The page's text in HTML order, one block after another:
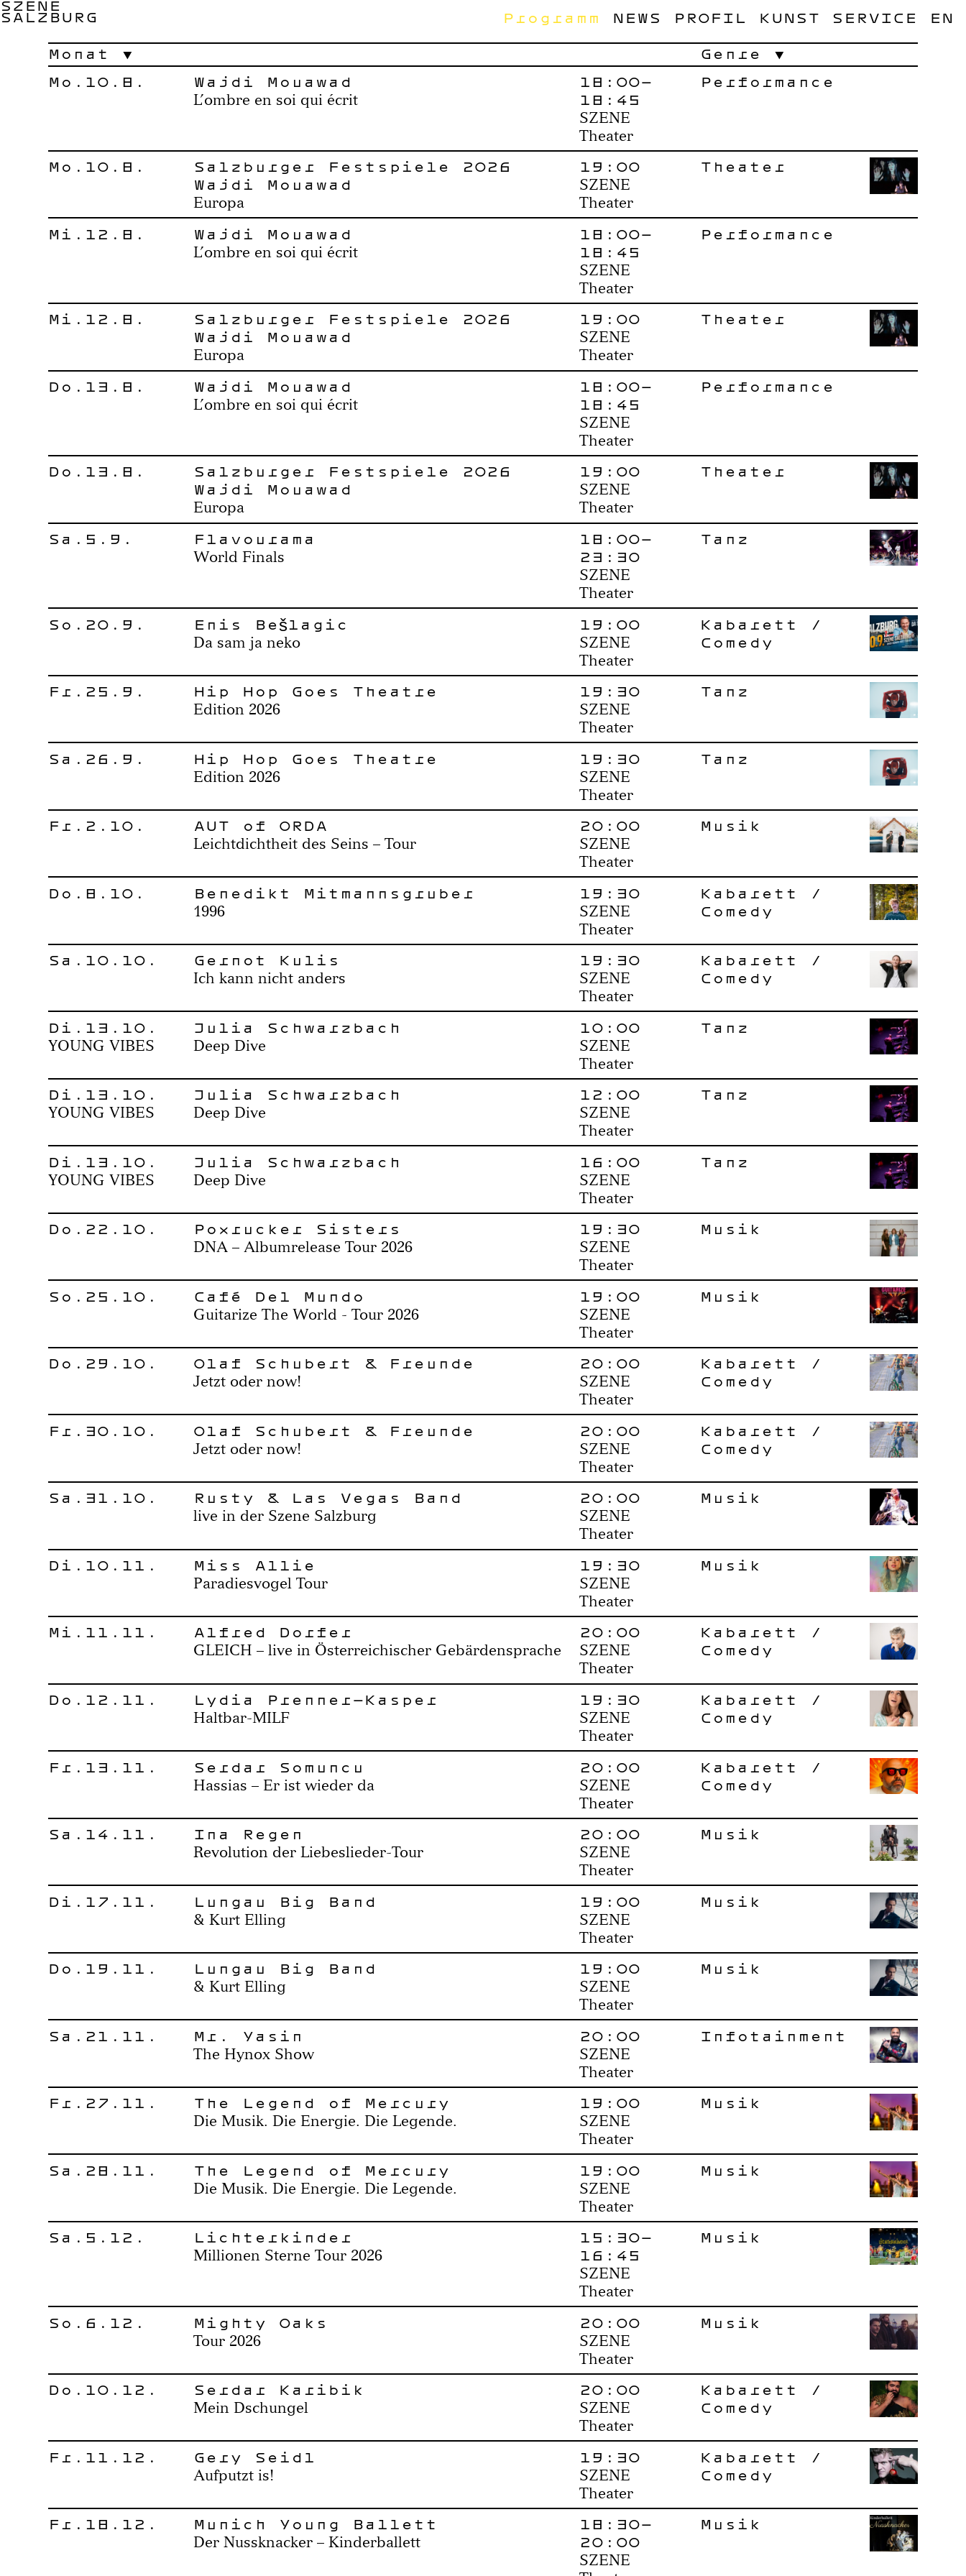
SZENE
SALZBURG Programm NEWS PROFIL KUNST SERVICE
EN
Monat
Genre
Mo.10.8.
Wajdi Mouawad
L’ombre en soi qui écrit
18:00–
18:45
SZENE
Theater
Performance
Mo.10.8.
Salzburger Festspiele 2026
Wajdi Mouawad
Europa
19:00
SZENE
Theater
Theater
Mi.12.8. Wajdi Mouawad
L’ombre en soi qui écrit
18:00–
18:45
SZENE
Theater
Performance
Mi.12.8.
Salzburger Festspiele 2026
Wajdi Mouawad
Europa
19:00
SZENE
Theater
Theater
Do.13.8. Wajdi Mouawad
L’ombre en soi qui écrit
18:00–
18:45
SZENE
Theater
Performance
Do.13.8.
Salzburger Festspiele 2026
Wajdi Mouawad
Europa
19:00
SZENE
Theater
Theater
Sa.5.9. Flavourama
World Finals
18:00–
23:30
SZENE
Theater
Tanz
So.20.9. Enis Bešlagić
Da sam ja neko
19:00
SZENE
Theater
Kabarett /
Comedy
Fr.25.9. Hip Hop Goes Theatre
Edition 2026
19:30
SZENE
Theater
Tanz
Sa.26.9. Hip Hop Goes Theatre
Edition 2026
19:30
SZENE
Theater
Tanz
Fr.2.10. AUT of ORDA
Leichtdichtheit des Seins – Tour
20:00
SZENE
Theater
Musik
Do.8.10. Benedikt Mitmannsgruber
1996
19:30
SZENE
Theater
Kabarett /
Comedy
Sa.10.10. Gernot Kulis
Ich kann nicht anders
19:30
SZENE
Theater
Kabarett /
Comedy
Di.13.10.
YOUNG VIBES
Julia Schwarzbach
Deep Dive
10:00
SZENE
Theater
Tanz
Di.13.10.
YOUNG VIBES
Julia Schwarzbach
Deep Dive
12:00
SZENE
Theater
Tanz
Di.13.10.
YOUNG VIBES
Julia Schwarzbach
Deep Dive
16:00
SZENE
Theater
Tanz
Do.22.10. Poxrucker Sisters
DNA – Albumrelease Tour 2026
19:30
SZENE
Theater
Musik
So.25.10. Café Del Mundo
Guitarize The World - Tour 2026
19:00
SZENE
Theater
Musik
Do.29.10. Olaf Schubert & Freunde
Jetzt oder now!
20:00
SZENE
Theater
Kabarett /
Comedy
Fr.30.10. Olaf Schubert & Freunde
Jetzt oder now!
20:00
SZENE
Theater
Kabarett /
Comedy
Sa.31.10. Rusty & Las Vegas Band
live in der Szene Salzburg
20:00
SZENE
Theater
Musik
Di.10.11. Miss Allie
Paradiesvogel Tour
19:30
SZENE
Theater
Musik
Mi.11.11. Alfred Dorfer
GLEICH – live in Österreichischer Gebärdensprache
20:00
SZENE
Theater
Kabarett /
Comedy
Do.12.11. Lydia Prenner-Kasper
Haltbar-MILF
19:30
SZENE
Theater
Kabarett /
Comedy
Fr.13.11. Serdar Somuncu
Hassias – Er ist wieder da
20:00
SZENE
Theater
Kabarett /
Comedy
Sa.14.11. Ina Regen
Revolution der Liebeslieder-Tour
20:00
SZENE
Theater
Musik
Di.17.11. Lungau Big Band
& Kurt Elling
19:00
SZENE
Theater
Musik
Do.19.11. Lungau Big Band
& Kurt Elling
19:00
SZENE
Theater
Musik
Sa.21.11. Mr. Yasin
The Hynox Show
20:00
SZENE
Theater
Infotainment
Fr.27.11. The Legend of Mercury
Die Musik. Die Energie. Die Legende.
19:00
SZENE
Theater
Musik
Sa.28.11. The Legend of Mercury
Die Musik. Die Energie. Die Legende.
19:00
SZENE
Theater
Musik
Sa.5.12. Lichterkinder
Millionen Sterne Tour 2026
15:30–
16:45
SZENE
Theater
Musik
So.6.12. Mighty Oaks
Tour 2026
20:00
SZENE
Theater
Musik
Do.10.12. Serdar Karibik
Mein Dschungel
20:00
SZENE
Theater
Kabarett /
Comedy
Fr.11.12. Gery Seidl
Aufputzt is!
19:30
SZENE
Theater
Kabarett /
Comedy
Fr.18.12. Munich Young Ballett
Der Nussknacker – Kinderballett
18:30–
20:00
SZENE
Musik